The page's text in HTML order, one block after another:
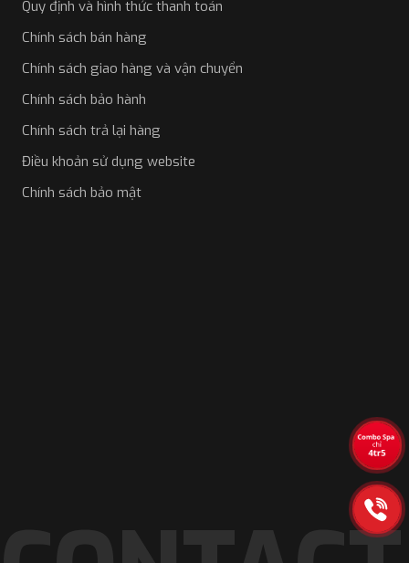
Quy định và hình thức thanh toán
Chính sách bán hàng
Chính sách giao hàng và vận chuyển
Chính sách bảo hành
Chính sách trả lại hàng
Điều khoản sử dụng website
Chính sách bảo mật